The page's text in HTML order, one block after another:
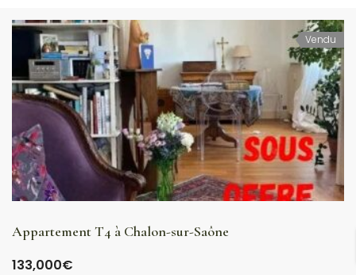
Vendu
Appartement T4 à Chalon-sur-Saône
133,000€